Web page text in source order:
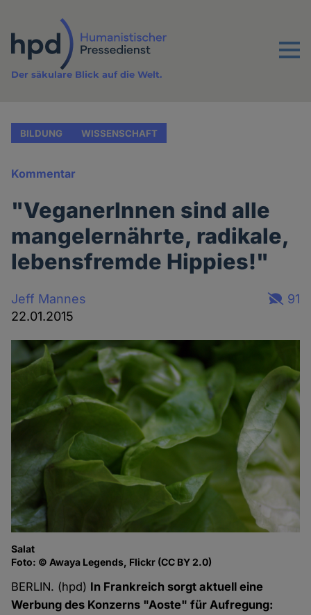
Inhalt
Menu
Der säkulare Blick auf die Welt.
BILDUNG WISSENSCHAFT
Kommentar
"VeganerInnen sind alle
mangelernährte, radikale,
lebensfremde Hippies!"
Jeff Mannes
22.01.2015
91
Salat
Foto: © Awaya Legends, Flickr (CC BY 2.0)
BERLIN. (hpd) In Frankreich sorgt aktuell eine
Werbung des Konzerns "Aoste" für Aufregung: